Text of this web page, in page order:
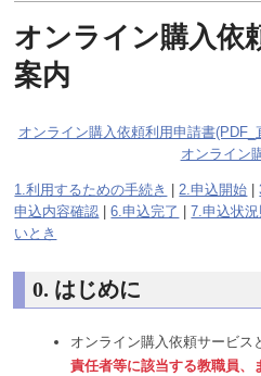
オンライン購入依
案内
オンライン購入依頼利用申請書(PDF_
オンライン
1.利用するための手続き 2.申込開始 |
申込内容確認 |6.申込完了 |7.申込状
いとき
0. はじめに
オンライン購入依頼サービス
責任者等に該当する教職員、